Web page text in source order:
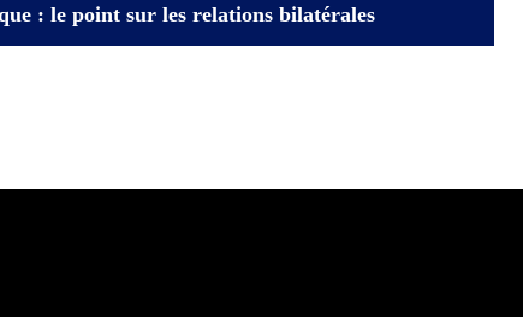
: le point sur les relations bilatérales